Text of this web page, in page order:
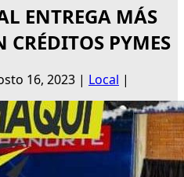
ENTREGA MÁS
PYMES
16, 2023 | Local |